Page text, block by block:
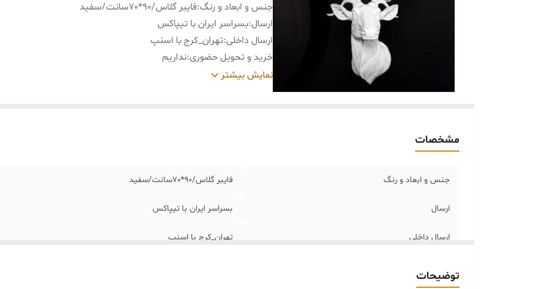
جنس و ابعاد و رنگ:فایبر گلاس/90*70سانت/سفید
ارسال:بسراسر ایران با تیپاکس
ارسال داخلی:تهران_کرج با اسنپ
خرید و تحویل حضوری:نداریم
کاربرد::دکوری دیواری /مجسمه دیواری /دیزاین اتاق و ویلا/ویترین مغازهنمایش بیشتر
مشخصات
جنس و ابعاد و رنگ فایبر گلاس/90*70سانت/سفید
ارسال بسراسر ایران با تیپاکس
ارسال داخلی تهران_کرج با اسنپ
توضیحات